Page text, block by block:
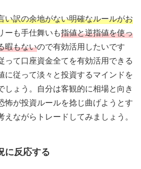
い訳の余地がない明確なルールがお
ーも手仕舞いも指値と逆指値を使っ
暇もないので有効活用したいです
って口座資金全てを有効活用できる
に従って淡々と投資するマインドを
しょう。自分は客観的に相場と向き
怖が投資ルールを捻じ曲げようとす
ながらトレードしてみましょう。
に反応する